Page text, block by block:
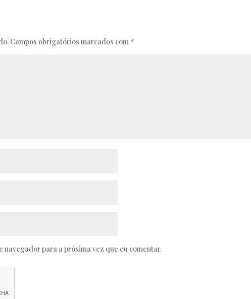
Campos obrigatórios marcados com *
navegador para a próxima vez que eu comentar.